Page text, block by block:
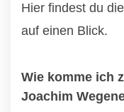
Hier findest du
auf einen Blick.
Wie komme ich
Joachim